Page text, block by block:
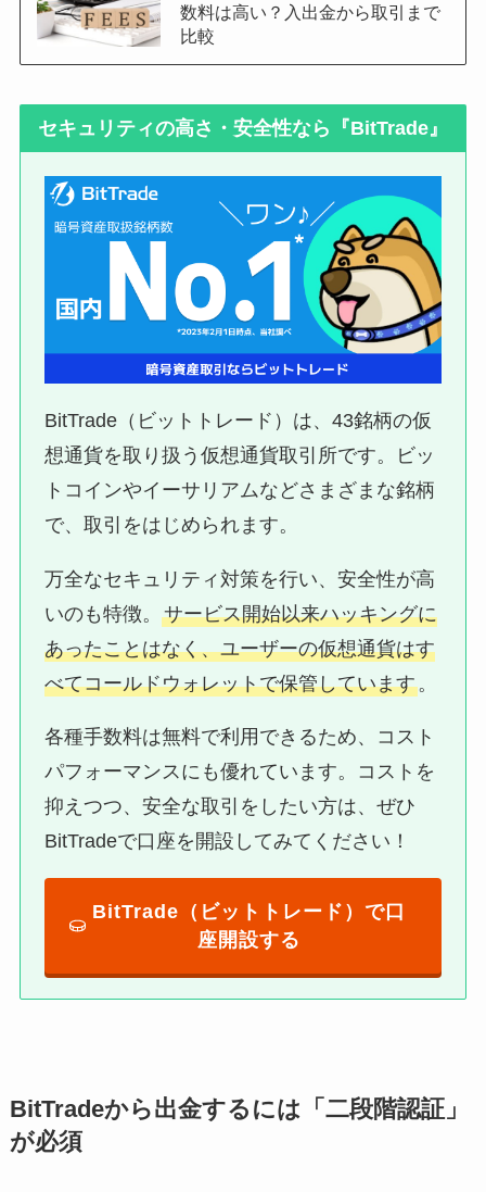
数料は高い？入出金から取引まで
比較
セキュリティの高さ・安全性なら『BitTrade』
BitTrade（ビットトレード）は、43銘柄の仮
想通貨を取り扱う仮想通貨取引所です。ビッ
トコインやイーサリアムなどさまざまな銘柄
で、取引をはじめられます。
万全なセキュリティ対策を行い、安全性が高
いのも特徴。サービス開始以来ハッキングに
あったことはなく、ユーザーの仮想通貨はす
べてコールドウォレットで保管しています。
各種手数料は無料で利用できるため、コスト
パフォーマンスにも優れています。コストを
抑えつつ、安全な取引をしたい方は、ぜひ
BitTradeで口座を開設してみてください！
BitTrade（ビットトレード）で口
座開設する
BitTradeから出金するには「二段階認証」
が必須